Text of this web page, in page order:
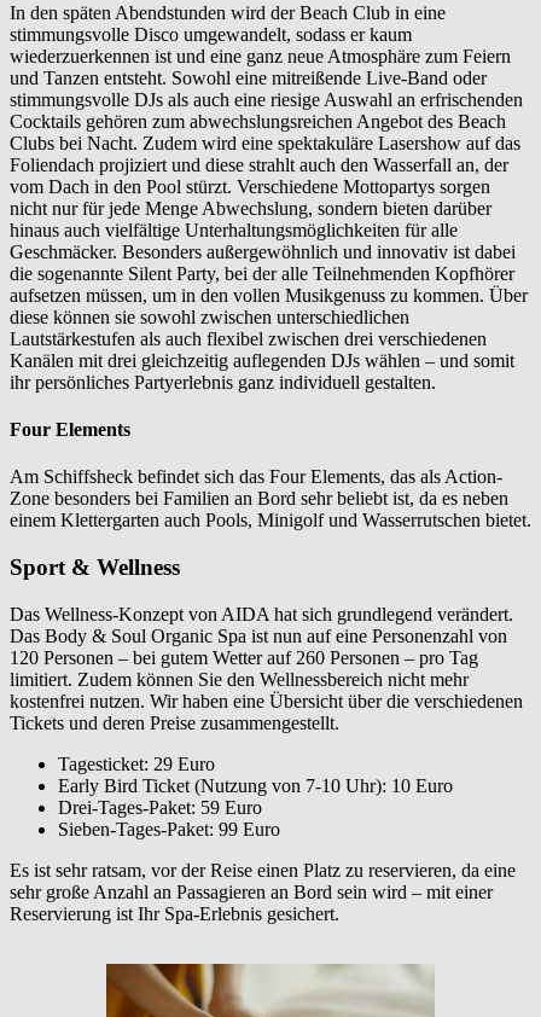
In den späten Abendstunden wird der Beach Club in eine
stimmungsvolle Disco umgewandelt, sodass er kaum
wiederzuerkennen ist und eine ganz neue Atmosphäre zum Feiern
und Tanzen entsteht. Sowohl eine mitreißende Live-Band oder
stimmungsvolle DJs als auch eine riesige Auswahl an erfrischenden
Cocktails gehören zum abwechslungsreichen Angebot des Beach
Clubs bei Nacht. Zudem wird eine spektakuläre Lasershow auf das
Foliendach projiziert und diese strahlt auch den Wasserfall an, der
vom Dach in den Pool stürzt. Verschiedene Mottopartys sorgen
nicht nur für jede Menge Abwechslung, sondern bieten darüber
hinaus auch vielfältige Unterhaltungsmöglichkeiten für alle
Geschmäcker. Besonders außergewöhnlich und innovativ ist dabei
die sogenannte Silent Party, bei der alle Teilnehmenden Kopfhörer
aufsetzen müssen, um in den vollen Musikgenuss zu kommen. Über
diese können sie sowohl zwischen unterschiedlichen
Lautstärkestufen als auch flexibel zwischen drei verschiedenen
Kanälen mit drei gleichzeitig auflegenden DJs wählen – und somit
ihr persönliches Partyerlebnis ganz individuell gestalten.
Four Elements
Am Schiffsheck befindet sich das Four Elements, das als Action-
Zone besonders bei Familien an Bord sehr beliebt ist, da es neben
einem Klettergarten auch Pools, Minigolf und Wasserrutschen bietet.
Sport & Wellness
Das Wellness-Konzept von AIDA hat sich grundlegend verändert.
Das Body & Soul Organic Spa ist nun auf eine Personenzahl von
120 Personen – bei gutem Wetter auf 260 Personen – pro Tag
limitiert. Zudem können Sie den Wellnessbereich nicht mehr
kostenfrei nutzen. Wir haben eine Übersicht über die verschiedenen
Tickets und deren Preise zusammengestellt.
Tagesticket: 29 Euro
Early Bird Ticket (Nutzung von 7-10 Uhr): 10 Euro
Drei-Tages-Paket: 59 Euro
Sieben-Tages-Paket: 99 Euro
Es ist sehr ratsam, vor der Reise einen Platz zu reservieren, da eine
sehr große Anzahl an Passagieren an Bord sein wird – mit einer
Reservierung ist Ihr Spa-Erlebnis gesichert.